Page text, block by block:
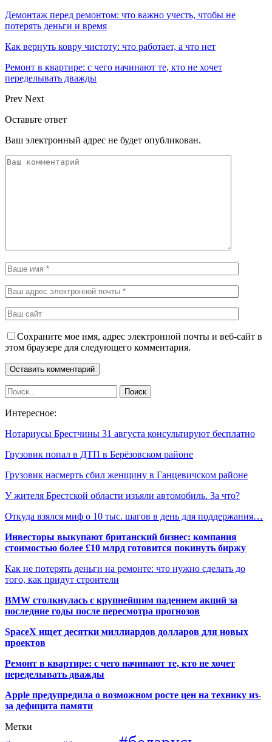
Демонтаж перед ремонтом: что важно учесть, чтобы не
потерять деньги и время
Как вернуть ковру чистоту: что работает, а что нет
Ремонт в квартире: с чего начинают те, кто не хочет
переделывать дважды
Prev Next
Оставьте ответ
Ваш электронный адрес не будет опубликован.
Сохраните мое имя, адрес электронной почты и веб-сайт в
этом браузере для следующего комментария.
Интересное:
Нотариусы Брестчины 31 августа консультируют бесплатно
Грузовик попал в ДТП в Берёзовском районе
Грузовик насмерть сбил женщину в Ганцевичском районе
У жителя Брестской области изъяли автомобиль. За что?
Откуда взялся миф о 10 тыс. шагов в день для поддержания…
Инвесторы выкупают британский бизнес: компания
стоимостью более £10 млрд готовится покинуть биржу
Как не потерять деньги на ремонте: что нужно сделать до
того, как придут строители
BMW столкнулась с крупнейшим падением акций за
последние годы после пересмотра прогнозов
SpaceX ищет десятки миллиардов долларов для новых
проектов
Ремонт в квартире: с чего начинают те, кто не хочет
переделывать дважды
Apple предупредила о возможном росте цен на технику из-
за дефицита памяти
Метки